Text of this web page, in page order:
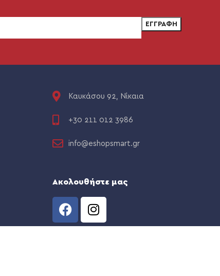
Καυκάσου 92, Νίκαια
+30 211 012 3986
info@eshopsmart.gr
Ακολουθήστε μας